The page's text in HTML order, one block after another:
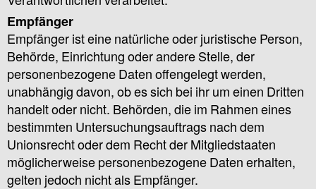
Empfänger
Empfänger ist eine natürliche oder juristische Person,
Behörde, Einrichtung oder andere Stelle, der
personenbezogene Daten offengelegt werden,
unabhängig davon, ob es sich bei ihr um einen Dritten
handelt oder nicht. Behörden, die im Rahmen eines
bestimmten Untersuchungsauftrags nach dem
Unionsrecht oder dem Recht der Mitgliedstaaten
möglicherweise personenbezogene Daten erhalten,
gelten jedoch nicht als Empfänger.